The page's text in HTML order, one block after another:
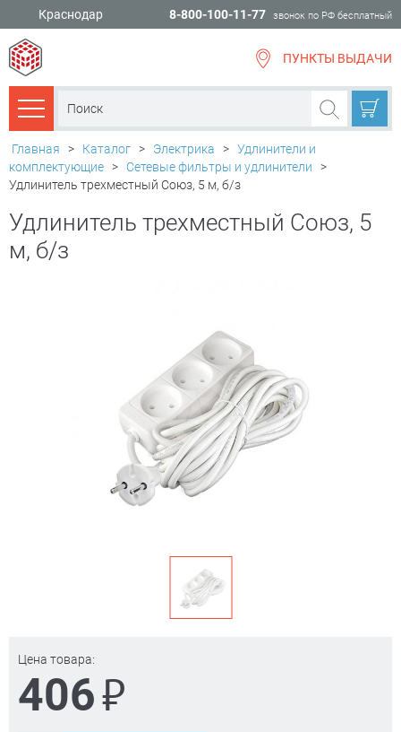
Краснодар 8-800-100-11-77 звонок по РФ бесплатный
ПУНКТЫ ВЫДАЧИ
Каталог товаров
Главная > Каталог > Электрика > Удлинители и
комплектующие > Сетевые фильтры и удлинители
>
Удлинитель трехместный Союз, 5 м, б/з
Удлинитель трехместный Союз, 5
м, б/з
Цена товара:
406₽